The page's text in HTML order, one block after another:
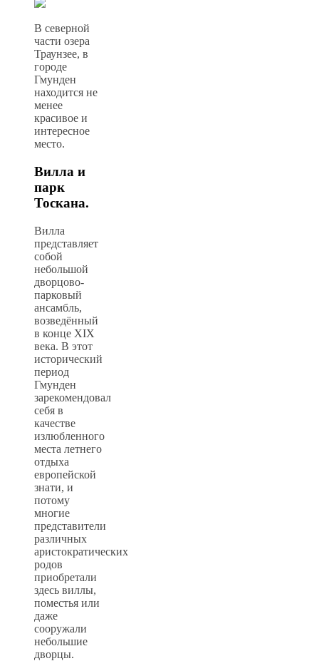
В северной
части озера
Траунзее, в
городе
Гмунден
находится не
менее
красивое и
интересное
место.
Вилла и
парк
Тоскана.
Вилла
представляет
собой
небольшой
дворцово-
парковый
ансамбль,
возведённый
в конце XIX
века. В этот
исторический
период
Гмунден
зарекомендовал
себя в
качестве
излюбленного
места летнего
отдыха
европейской
знати, и
потому
многие
представители
различных
аристократических
родов
приобретали
здесь виллы,
поместья или
даже
сооружали
небольшие
дворцы.